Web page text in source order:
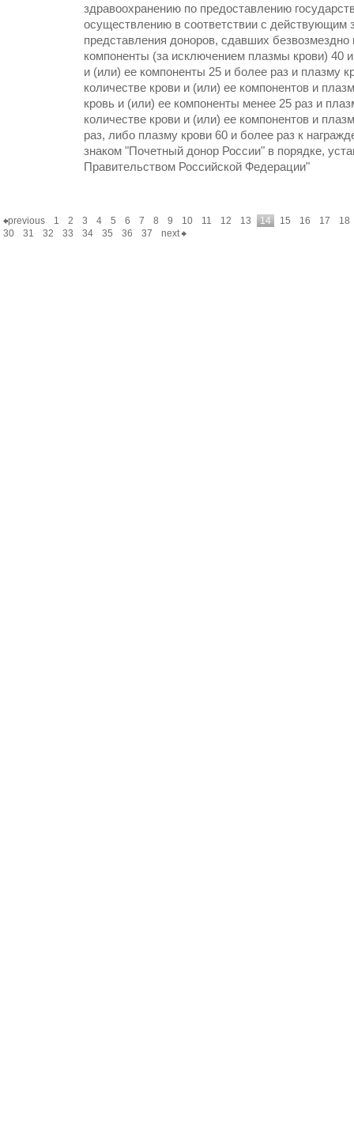
здравоохранению по предоставлению
осуществлению в соответствии с действующим
представления доноров, сдавших безвозмездно
компоненты (за исключением плазмы крови) 40
и (или) ее компоненты 25 и более раз и плазму
количестве крови и (или) ее компонентов и
кровь и (или) ее компоненты менее 25 раз и
количестве крови и (или) ее компонентов и
раз, либо плазму крови 60 и более раз к
знаком "Почетный донор России" в порядке,
Правительством Российской Федерации"
previous 1 2 3 4 5 6 7 8 9 10 11 12 13 14 15 16 17
18
30
31 32 33 34 35 36 37 next